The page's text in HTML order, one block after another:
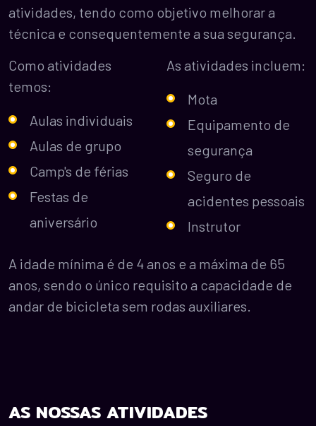
atividades, tendo como objetivo melhorar a
técnica e consequentemente a sua segurança.
Como atividades
temos:
Aulas individuais
Aulas de grupo
Camp's de férias
Festas de
aniversário
As atividades incluem:
Mota
Equipamento de
segurança
Seguro de
acidentes pessoais
Instrutor
A idade mínima é de 4 anos e a máxima de 65
anos, sendo o único requisito a capacidade de
andar de bicicleta sem rodas auxiliares.
AS NOSSAS ATIVIDADES